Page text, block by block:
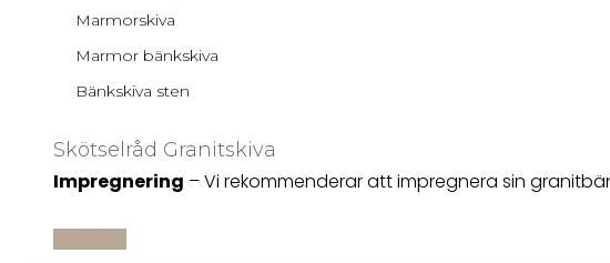
Marmorskiva
Marmor bänkskiva
Bänkskiva sten
Skötselråd Granitskiva
Impregnering – Vi rekommenderar att impregnera sin